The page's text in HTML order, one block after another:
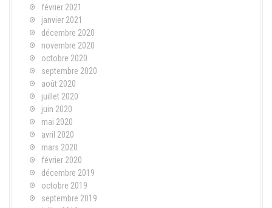
février 2021
janvier 2021
décembre 2020
novembre 2020
octobre 2020
septembre 2020
août 2020
juillet 2020
juin 2020
mai 2020
avril 2020
mars 2020
février 2020
décembre 2019
octobre 2019
septembre 2019